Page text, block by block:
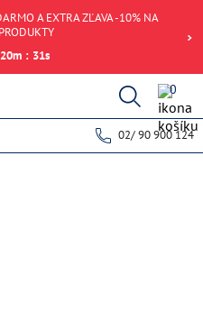
A EXTRA ZĽAVA -10% NA
20m : 31s
0
02/ 90 900 124